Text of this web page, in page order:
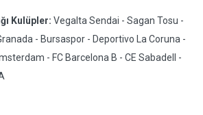
Kulüpler: Vegalta Sendai - Sagan Tosu -
- Bursaspor - Deportivo La Coruna -
- FC Barcelona B - CE Sabadell -